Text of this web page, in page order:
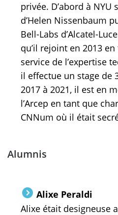
privée. D’abord à
d’Helen Nissenbaum
Bell-Labs d’Alcatel-
qu’il rejoint en 2013
service de l’expertise
il effectue un stage de
2017 à 2021, il est en
l’Arcep en tant que
CNNum où il était
Alumnis
Alixe Peraldi
Alixe était designeuse